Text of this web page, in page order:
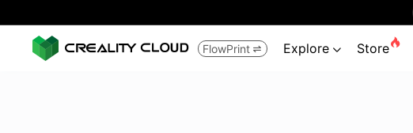
FlowPrint  Explore  Store